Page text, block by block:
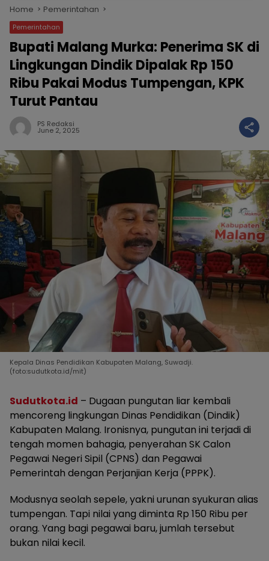
Home Pemerintahan
Pemerintahan
Bupati Malang Murka: Penerima SK di
Lingkungan Dindik Dipalak Rp 150
Ribu Pakai Modus Tumpengan, KPK
Turut Pantau
PS Redaksi
June 2, 2025
Kepala Dinas Pendidikan Kabupaten Malang, Suwadji.
(foto:sudutkota.id/mit)
Sudutkota.id – Dugaan pungutan liar kembali
mencoreng lingkungan Dinas Pendidikan (Dindik)
Kabupaten Malang. Ironisnya, pungutan ini terjadi di
tengah momen bahagia, penyerahan SK Calon
Pegawai Negeri Sipil (CPNS) dan Pegawai
Pemerintah dengan Perjanjian Kerja (PPPK).
Modusnya seolah sepele, yakni urunan syukuran alias
tumpengan. Tapi nilai yang diminta Rp 150 Ribu per
orang. Yang bagi pegawai baru, jumlah tersebut
bukan nilai kecil.